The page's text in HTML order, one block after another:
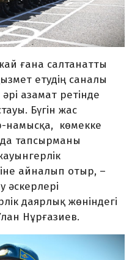
ғана салтанатты
етудің саналы
азамат ретінде
Бүгін жас
намысқа, көмекке
тапсырманы
айналып отыр, –
әскерлері
даярлық жөніндегі
Нұрғазиев.